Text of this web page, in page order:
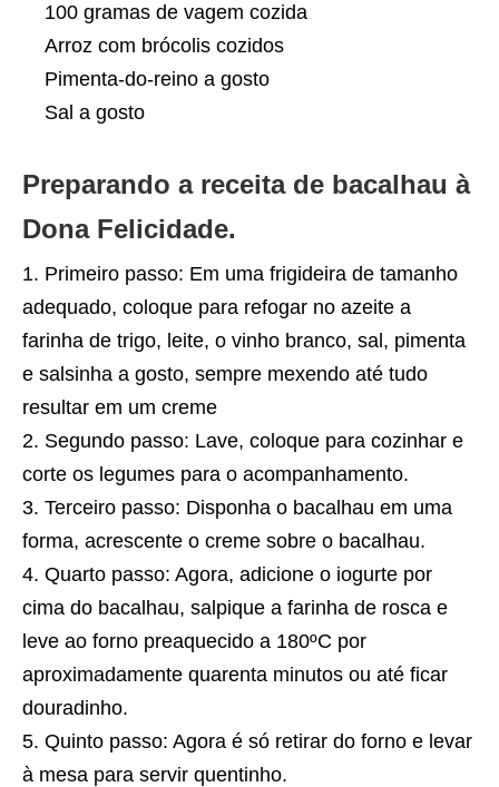
100 gramas de vagem cozida
Arroz com brócolis cozidos
Pimenta-do-reino a gosto
Sal a gosto
Preparando a receita de bacalhau à
Dona Felicidade.
Primeiro passo: Em uma frigideira de tamanho
adequado, coloque para refogar no azeite a
farinha de trigo, leite, o vinho branco, sal, pimenta
e salsinha a gosto, sempre mexendo até tudo
resultar em um creme
Segundo passo: Lave, coloque para cozinhar e
corte os legumes para o acompanhamento.
Terceiro passo: Disponha o bacalhau em uma
forma, acrescente o creme sobre o bacalhau.
Quarto passo: Agora, adicione o iogurte por
cima do bacalhau, salpique a farinha de rosca e
leve ao forno preaquecido a 180ºC por
aproximadamente quarenta minutos ou até ficar
douradinho.
Quinto passo: Agora é só retirar do forno e levar
à mesa para servir quentinho.